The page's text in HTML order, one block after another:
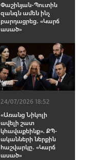
Փաշինյան-Պուտին
զանգն ամեն ինչ
բարդացրեց․ «Կարճ
ասած»
24/07/2026 18:52
«Առանց Նիկոլի
ավելի շատ
կհավաքեինք». ՔՊ-
ականների ներքին
հաշվարկը․ «Կարճ
ասած»